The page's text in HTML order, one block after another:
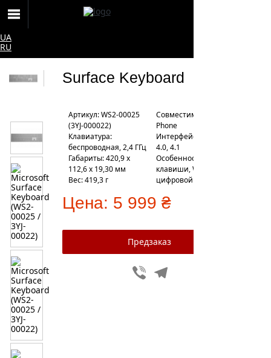
UA
RU
Surface Keyboard
Артикул: WS2-00025
(3YJ-000022)
Совместимость: Windows/Mac/
Phone
Клавиатура:
беспроводная, 2,4 ГГц
Интерфейс: Bluetooth
4.0, 4.1
Габариты: 420,9 х
112,6 х 19,30 мм
Особенности: горячие
клавиши, Windows,
цифровой блок
Вес: 419,3 г
Цена: 5 999 ₴
Viber